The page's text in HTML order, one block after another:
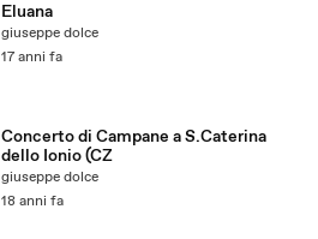
Eluana
giuseppe dolce
17 anni fa
Concerto di Campane a S.Caterina
dello Ionio (CZ
giuseppe dolce
18 anni fa